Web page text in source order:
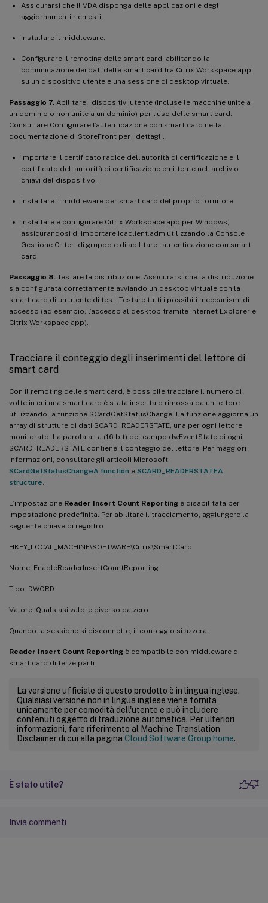
Assicurarsi che il VDA disponga delle applicazioni e degli
aggiornamenti richiesti.
Installare il middleware.
Configurare il remoting delle smart card, abilitando la
comunicazione dei dati delle smart card tra Citrix Workspace app
su un dispositivo utente e una sessione di desktop virtuale.
Passaggio 7. Abilitare i dispositivi utente (incluse le macchine unite a
un dominio o non unite a un dominio) per l’uso delle smart card.
Consultare Configurare l’autenticazione con smart card nella
documentazione di StoreFront per i dettagli.
Importare il certificato radice dell’autorità di certificazione e il
certificato dell’autorità di certificazione emittente nell’archivio
chiavi del dispositivo.
Installare il middleware per smart card del proprio fornitore.
Installare e configurare Citrix Workspace app per Windows,
assicurandosi di importare icaclient.adm utilizzando la Console
Gestione Criteri di gruppo e di abilitare l’autenticazione con smart
card.
Passaggio 8. Testare la distribuzione. Assicurarsi che la distribuzione
sia configurata correttamente avviando un desktop virtuale con la
smart card di un utente di test. Testare tutti i possibili meccanismi di
accesso (ad esempio, l’accesso al desktop tramite Internet Explorer e
Citrix Workspace app).
Tracciare il conteggio degli inserimenti del lettore di
smart card
Con il remoting delle smart card, è possibile tracciare il numero di
volte in cui una smart card è stata inserita o rimossa da un lettore
utilizzando la funzione SCardGetStatusChange. La funzione aggiorna un
array di strutture di dati SCARD_READERSTATE, una per ogni lettore
monitorato. La parola alta (16 bit) del campo dwEventState di ogni
SCARD_READERSTATE contiene il conteggio del lettore. Per maggiori
informazioni, consultare gli articoli Microsoft
SCardGetStatusChangeA function e SCARD_READERSTATEA
structure
L’impostazione Reader Insert Count Reporting è disabilitata per
impostazione predefinita. Per abilitare il tracciamento, aggiungere la
seguente chiave di registro:
HKEY_LOCAL_MACHINE\SOFTWARE\Citrix\SmartCard
Nome: EnableReaderInsertCountReporting
Tipo: DWORD
Valore: Qualsiasi valore diverso da zero
Quando la sessione si disconnette, il conteggio si azzera.
Reader Insert Count Reporting è compatibile con middleware di
smart card di terze parti.
La versione ufficiale di questo prodotto è in lingua inglese.
Qualsiasi versione non in lingua inglese viene fornita
unicamente per comodità dell'utente e può includere
contenuti oggetto di traduzione automatica. Per ulteriori
informazioni, fare riferimento al Machine Translation
Disclaimer di cui alla pagina Cloud Software Group home.
È stato utile?
Invia commenti